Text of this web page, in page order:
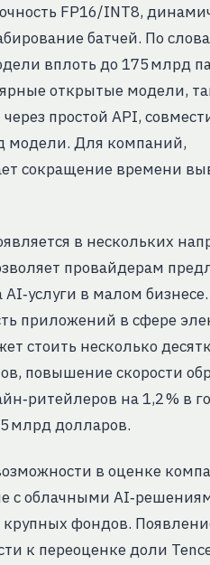
FP16/INT8,
батчей. По
вплоть до 175 млрд
открытые модели,
простой API,
модели. Для компаний,
сокращение времени
в нескольких
провайдерам
в малом
приложений в сфере
стоить несколько
повышение скорости
на 1,2 % в
млрд долларов.
в оценке
с облачными
фондов.
к переоценке доли